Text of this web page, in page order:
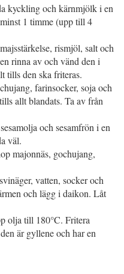
kyckling och kärnmjölk i en
1 timme (upp till 4
rismjöl, salt och
rinna av och vänd den i
tills den ska friteras.
farinsocker, soja och
allt blandats. Ta av från
och sesamfrön i en
väl.
majonnäs, gochujang,
vatten, socker och
och lägg i daikon. Låt
olja till 180°C. Fritera
är gyllene och har en